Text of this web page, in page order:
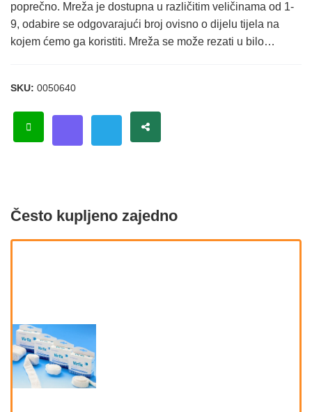
poprečno. Mreža je dostupna u različitim veličinama od 1-
9, odabire se odgovarajući broj ovisno o dijelu tijela na
kojem ćemo ga koristiti. Mreža se može rezati u bilo…
SKU: 0050640
Često kupljeno zajedno